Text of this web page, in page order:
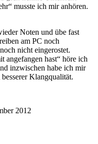
musste ich mir anhören.
Noten und übe fast
am PC noch
nicht eingerostet.
angefangen hast
höre ich
inzwischen habe ich mir
Klangqualität.
2012